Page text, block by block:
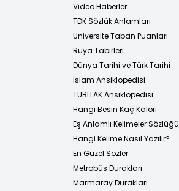
Video Haberler
TDK Sözlük Anlamları
Üniversite Taban Puanları
Rüya Tabirleri
Dünya Tarihi ve Türk Tarihi
İslam Ansiklopedisi
TÜBİTAK Ansiklopedisi
Hangi Besin Kaç Kalori
Eş Anlamlı Kelimeler Sözlüğü
Hangi Kelime Nasıl Yazılır?
En Güzel Sözler
Metrobüs Durakları
Marmaray Durakları